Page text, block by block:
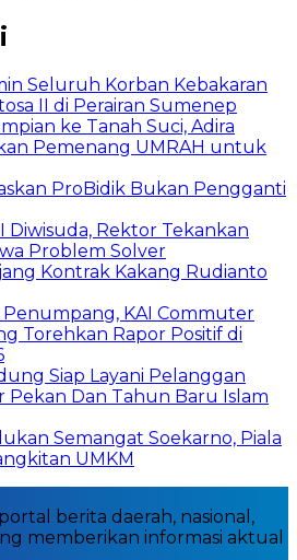
Seluruh Korban Kebakaran
II di Perairan Sumenep
ke Tanah Suci, Adira
Pemenang UMRAH untuk
ProBidik Bukan Pengganti
Diwisuda, Rektor Tekankan
Problem Solver
Kontrak Kakang Rudianto
Penumpang, KAI Commuter
Torehkan Rapor Positif di
Siap Layani Pelanggan
Pekan Dan Tahun Baru Islam
Semangat Soekarno, Piala
UMKM
berita daerah, nasional,
memberikan informasi aktual